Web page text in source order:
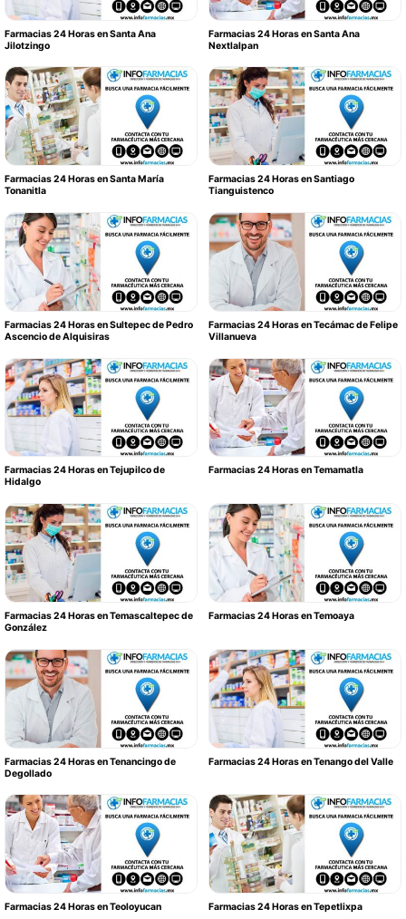
Farmacias 24 Horas en Santa Ana
Jilotzingo
Farmacias 24 Horas en Santa Ana
Nextlalpan
Farmacias 24 Horas en Santa María
Tonanitla
Farmacias 24 Horas en Santiago
Tianguistenco
Farmacias 24 Horas en Sultepec de Pedro
Ascencio de Alquisiras
Farmacias 24 Horas en Tecámac de Felipe
Villanueva
Farmacias 24 Horas en Tejupilco de
Hidalgo
Farmacias 24 Horas en Temamatla
Farmacias 24 Horas en Temascaltepec de
González
Farmacias 24 Horas en Temoaya
Farmacias 24 Horas en Tenancingo de
Degollado
Farmacias 24 Horas en Tenango del Valle
Farmacias 24 Horas en Teoloyucan Farmacias 24 Horas en Tepetlixpa